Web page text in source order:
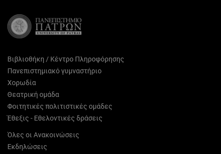
Βιβλιοθήκη / Κέντρο Πληροφόρησης
Πανεπιστημιακό γυμναστήριο
Χορωδία
Θεατρική ομάδα
Φοιτητικές πολιτιστικές ομάδες
Έθεξις - Εθελοντικές δράσεις
Όλες οι Ανακοινώσεις
Εκδηλώσεις